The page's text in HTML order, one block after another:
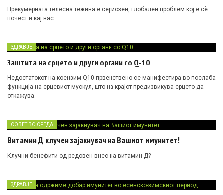
Прекумерната телесна тежина е сериозен, глобален проблем кој е сè
почест и кај нас.
ЗДРАВЈЕ
Заштита на срцето и други органи со Q-10
Недостатокот на коензим Q10 првенствено се манифестира во послаба
функција на срцевиот мускул, што на крајот предизвикува срцето да
откажува.
СОВЕТ ВО СРЕДА
Витамин Д клучен зајакнувач на Вашиот имунитет!
Клучни бенефити од редовен внес на витамин Д?
ЗДРАВЈЕ